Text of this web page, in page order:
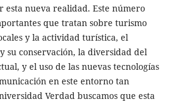
nueva realidad. Este número
que tratan sobre turismo
y la actividad turística, el
su conservación, la diversidad del
y el uso de las nuevas tecnologías
en este entorno tan
Verdad buscamos que esta